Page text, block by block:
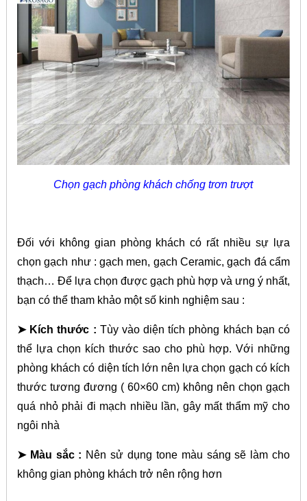
Chọn gạch phòng khách chống trơn trượt
Đối với không gian phòng khách có rất nhiều sự lựa
chọn gạch như : gạch men, gạch Ceramic, gạch đá cẩm
thạch… Để lựa chọn được gạch phù hợp và ưng ý nhất,
bạn có thể tham khảo một số kinh nghiệm sau :
➤ Kích thước : Tùy vào diện tích phòng khách bạn có
thể lựa chọn kích thước sao cho phù hợp. Với những
phòng khách có diện tích lớn nên lựa chọn gạch có kích
thước tương đương ( 60×60 cm) không nên chọn gạch
quá nhỏ phải đi mạch nhiều lần, gây mất thẩm mỹ cho
ngôi nhà
➤ Màu sắc : Nên sử dụng tone màu sáng sẽ làm cho
không gian phòng khách trở nên rộng hơn